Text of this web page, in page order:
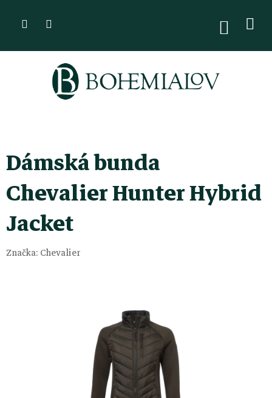
Dámská bunda
Chevalier Hunter Hybrid
Jacket
Značka: Chevalier